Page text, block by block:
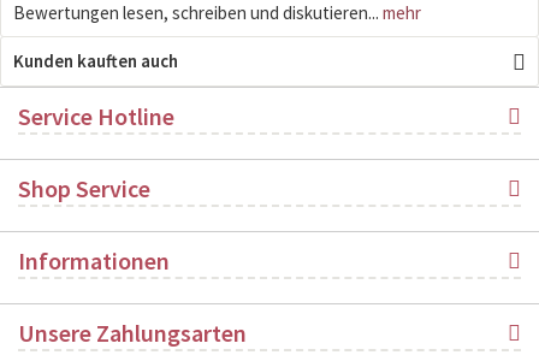
Bewertungen lesen, schreiben und diskutieren... mehr
Kunden kauften auch
Service Hotline
Shop Service
Informationen
Unsere Zahlungsarten